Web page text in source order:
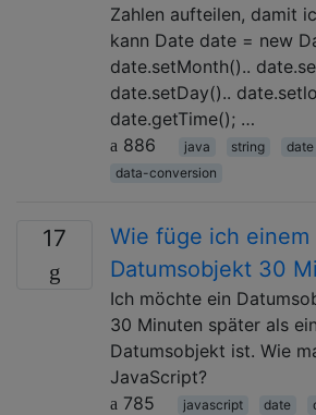
Zahlen aufteilen, damit
kann Date date = new
date.setMonth()..
date.setDay()..
date.getTime(); …
886
java string date
data-conversion
17
Wie füge ich
Datumsobjekt 30
Ich möchte ein
30 Minuten später als
Datumsobjekt ist. Wie
JavaScript?
785
javascript date